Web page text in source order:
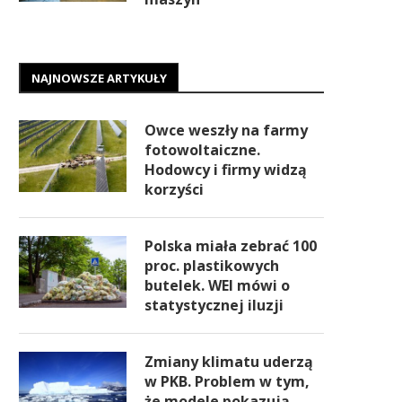
NAJNOWSZE ARTYKUŁY
Owce weszły na farmy
fotowoltaiczne.
Hodowcy i firmy widzą
korzyści
Polska miała zebrać 100
proc. plastikowych
butelek. WEI mówi o
statystycznej iluzji
Zmiany klimatu uderzą
w PKB. Problem w tym,